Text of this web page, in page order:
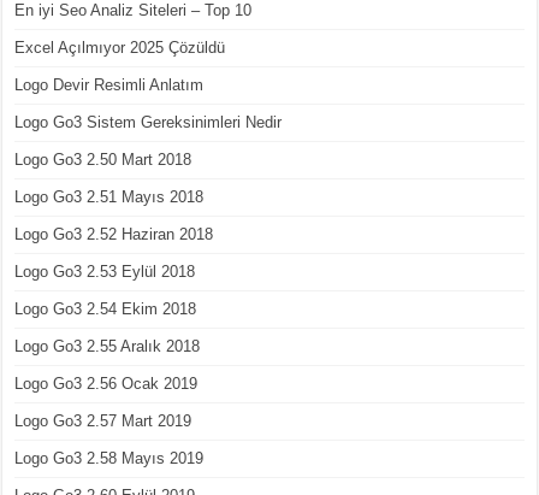
En iyi Seo Analiz Siteleri – Top 10
Excel Açılmıyor 2025 Çözüldü
Logo Devir Resimli Anlatım
Logo Go3 Sistem Gereksinimleri Nedir
Logo Go3 2.50 Mart 2018
Logo Go3 2.51 Mayıs 2018
Logo Go3 2.52 Haziran 2018
Logo Go3 2.53 Eylül 2018
Logo Go3 2.54 Ekim 2018
Logo Go3 2.55 Aralık 2018
Logo Go3 2.56 Ocak 2019
Logo Go3 2.57 Mart 2019
Logo Go3 2.58 Mayıs 2019